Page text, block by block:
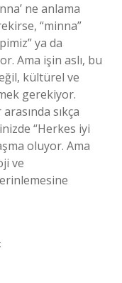
ne anlama
“minna”
ya da
Ama işin aslı, bu
kültürel ve
gerekiyor.
sıkça
“Herkes iyi
oluyor. Ama
ve